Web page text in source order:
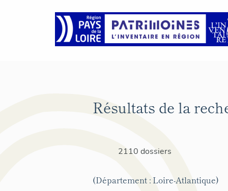
Résultats de la
2110 dossiers
(Département : Loire-Atlantique)